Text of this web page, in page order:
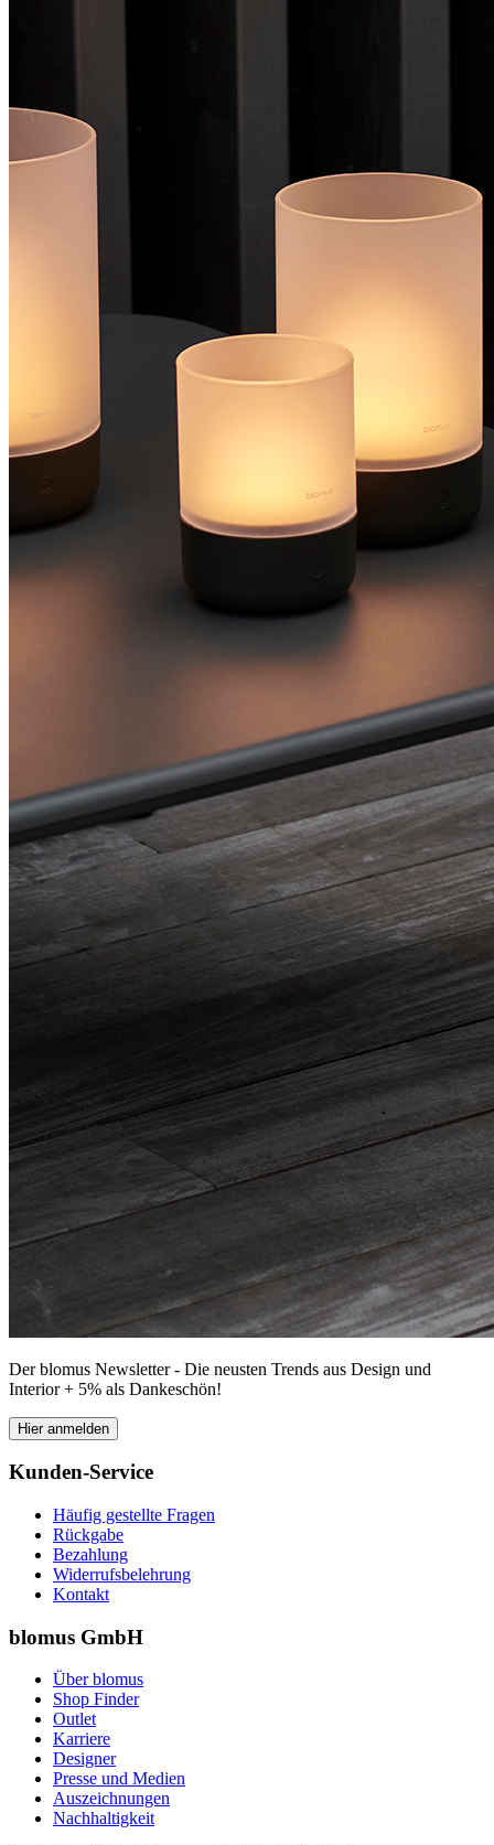
Der blomus Newsletter - Die neusten Trends aus Design und
Interior + 5% als Dankeschön!
Hier anmelden
Kunden-Service
Häufig gestellte Fragen
Rückgabe
Bezahlung
Widerrufsbelehrung
Kontakt
blomus GmbH
Über blomus
Shop Finder
Outlet
Karriere
Designer
Presse und Medien
Auszeichnungen
Nachhaltigkeit